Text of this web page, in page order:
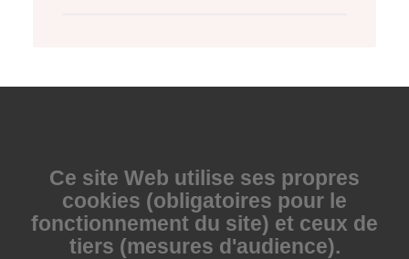
Ce site Web utilise ses propres
cookies (obligatoires pour le
fonctionnement du site) et ceux de
tiers (mesures d'audience).